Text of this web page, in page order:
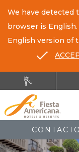
CONTACTO
We have detected
browser is
English version of